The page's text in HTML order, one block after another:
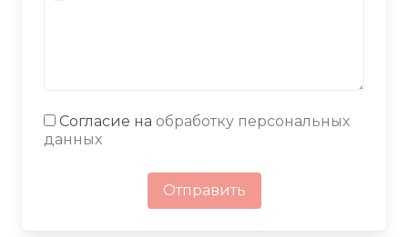
Согласие на обработку персональных
данных
Отправить